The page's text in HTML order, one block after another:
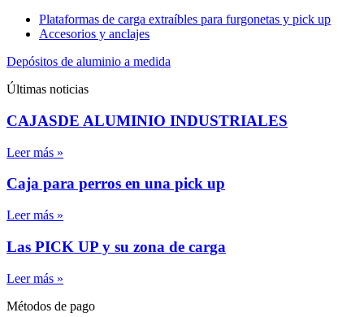
Plataformas de carga extraíbles para furgonetas y pick up
Accesorios y anclajes
Depósitos de aluminio a medida
Últimas noticias
CAJASDE ALUMINIO INDUSTRIALES
Leer más »
Caja para perros en una pick up
Leer más »
Las PICK UP y su zona de carga
Leer más »
Métodos de pago